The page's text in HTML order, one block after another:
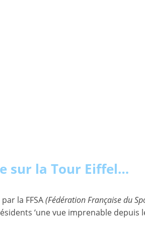
sur la Tour Eiffel…
la FFSA(Fédération Française du
‘une vue imprenable depuis